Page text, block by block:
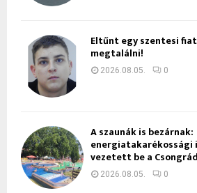
Eltűnt egy szentesi
megtalálni!
2026.08.05. 0
A szaunák is bezárnak:
vezetett be a
2026.08.05. 0